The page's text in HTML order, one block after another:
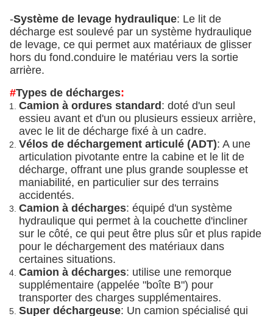
-Système de levage hydraulique: Le lit de
décharge est soulevé par un système hydraulique
de levage, ce qui permet aux matériaux de glisser
hors du fond.conduire le matériau vers la sortie
arrière.
#Types de décharges:
Camion à ordures standard : doté d'un seul
essieu avant et d'un ou plusieurs essieux arrière,
avec le lit de décharge fixé à un cadre.
Vélos de déchargement articulé (ADT): A une
articulation pivotante entre la cabine et le lit de
décharge, offrant une plus grande souplesse et
maniabilité, en particulier sur des terrains
accidentés.
Camion à décharges: équipé d'un système
hydraulique qui permet à la couchette d'incliner
sur le côté, ce qui peut être plus sûr et plus rapide
pour le déchargement des matériaux dans
certaines situations.
Camion à décharges: utilise une remorque
supplémentaire (appelée "boîte B") pour
transporter des charges supplémentaires.
Super déchargeuse: Un camion spécialisé qui